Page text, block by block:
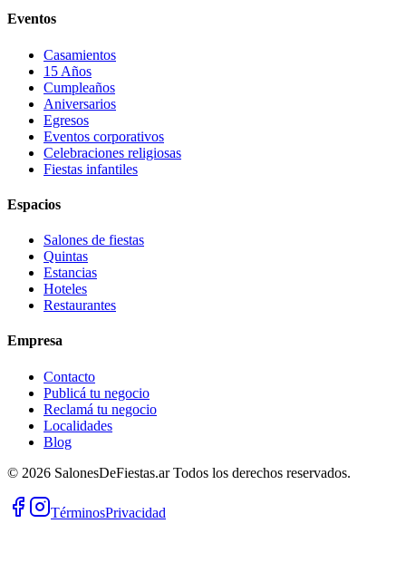
Eventos
Casamientos
15 Años
Cumpleaños
Aniversarios
Egresos
Eventos corporativos
Celebraciones religiosas
Fiestas infantiles
Espacios
Salones de fiestas
Quintas
Estancias
Hoteles
Restaurantes
Empresa
Contacto
Publicá tu negocio
Reclamá tu negocio
Localidades
Blog
© 2026 SalonesDeFiestas.arTodos los derechos reservados.
TérminosPrivacidad